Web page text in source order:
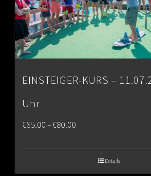
EINSTEIGER-KURS –
Uhr
€65.00–€80.00
Details